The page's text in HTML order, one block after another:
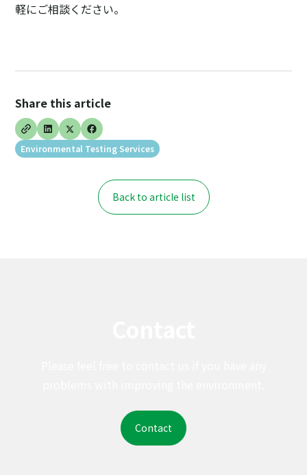
軽にご相談ください。
Share this article
Environmental Testing Services
Back to article list
Contact